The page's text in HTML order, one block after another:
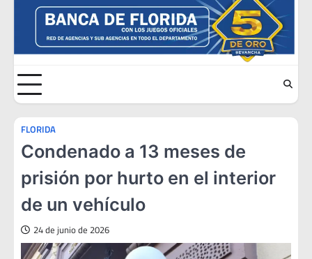
FLORIDA
Condenado a 13 meses de
prisión por hurto en el interior
de un vehículo
24 de junio de 2026